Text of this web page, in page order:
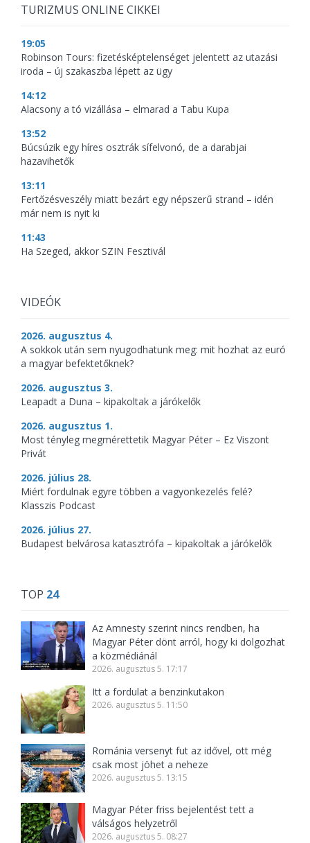
TURIZMUS ONLINE CIKKEI
19:05
Robinson Tours: fizetésképtelenséget jelentett az utazási
iroda – új szakaszba lépett az ügy
14:12
Alacsony a tó vizállása – elmarad a Tabu Kupa
13:52
Búcsúzik egy híres osztrák sífelvonó, de a darabjai
hazavihetők
13:11
Fertőzésveszély miatt bezárt egy népszerű strand – idén
már nem is nyit ki
11:43
Ha Szeged, akkor SZIN Fesztivál
VIDEÓK
2026. augusztus 4.
A sokkok után sem nyugodhatunk meg: mit hozhat az euró
a magyar befektetőknek?
2026. augusztus 3.
Leapadt a Duna – kipakoltak a járókelők
2026. augusztus 1.
Most tényleg megmérettetik Magyar Péter – Ez Viszont
Privát
2026. július 28.
Miért fordulnak egyre többen a vagyonkezelés felé?
Klasszis Podcast
2026. július 27.
Budapest belvárosa katasztrófa – kipakoltak a járókelők
TOP 24
Az Amnesty szerint nincs rendben, ha
Magyar Péter dönt arról, hogy ki dolgozhat
a közmédiánál
2026. augusztus 5. 17:17
Itt a fordulat a benzinkutakon
2026. augusztus 5. 11:50
Románia versenyt fut az idővel, ott még
csak most jöhet a neheze
2026. augusztus 5. 13:15
Magyar Péter friss bejelentést tett a
válságos helyzetről
2026. augusztus 5. 08:27